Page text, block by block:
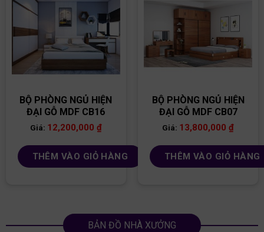
BỘ PHÒNG NGỦ HIỆN
ĐẠI GỖ MDF CB16
Giá: 12,200,000 ₫
THÊM VÀO GIỎ HÀNG
BỘ PHÒNG NGỦ HIỆN
ĐẠI GỖ MDF CB07
Giá: 13,800,000₫
THÊM VÀO GIỎ HÀNG
BẢN ĐỒ NHÀ XƯỞNG